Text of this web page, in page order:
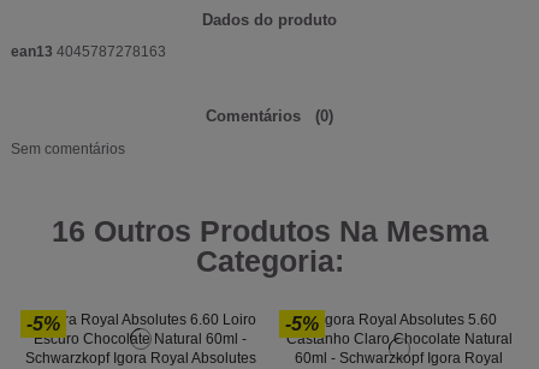
Dados do produto
ean13 4045787278163
Comentários (0)
Sem comentários
16 Outros Produtos Na Mesma
Categoria:
-5% -5%